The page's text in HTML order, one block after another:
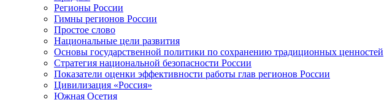
Регионы России
Гимны регионов России
Простое слово
Национальные цели развития
Основы государственной политики по сохранению традиционных ценностей
Стратегия национальной безопасности России
Показатели оценки эффективности работы глав регионов России
Цивилизация «Россия»
Южная Осетия